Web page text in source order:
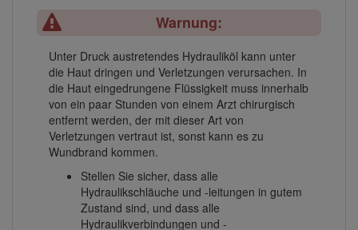
Warnung:
Unter Druck austretendes Hydrauliköl kann unter
die Haut dringen und Verletzungen verursachen. In
die Haut eingedrungene Flüssigkeit muss innerhalb
von ein paar Stunden von einem Arzt chirurgisch
entfernt werden, der mit dieser Art von
Verletzungen vertraut ist, sonst kann es zu
Wundbrand kommen.
Stellen Sie sicher, dass alle
Hydraulikschläuche und -leitungen in gutem
Zustand sind, und dass alle
Hydraulikverbindungen und -